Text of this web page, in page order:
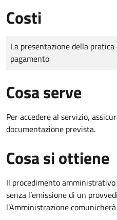
Costi
Tipo di pagamento
Importo
La presentazione della
pagamento
Cosa serve
Per accedere al servizio,
documentazione prevista.
Cosa si ottiene
Il procedimento
senza l’emissione di un
l’Amministrazione